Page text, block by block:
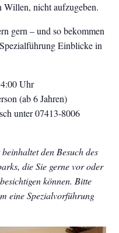
Willen, nicht aufzugeben.
gern – und so bekommen
Einblicke in
Uhr
(ab 6 Jahren)
unter 07413-8006
den Besuch des
die Sie gerne vor oder
können. Bitte
eine Spezialvorführung